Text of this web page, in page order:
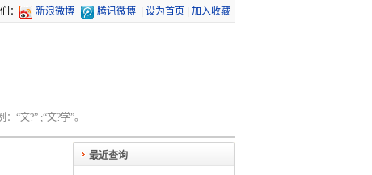
： 新浪微博 腾讯微博 设为首页 加入收藏
“文?” ;“文?学”。
最近查询